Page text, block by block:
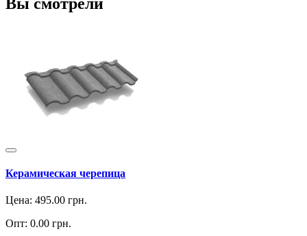
Керамическая черепица
Цена: 495.00 грн.
Опт: 0.00 грн.